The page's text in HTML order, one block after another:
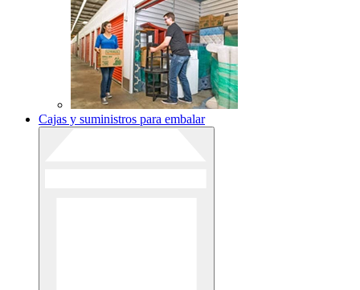
Cajas y suministros para embalar